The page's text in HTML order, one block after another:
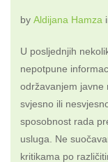
by Aldijana Hamza
U posljednjih
nepotpune
održavanjem javne
svjesno ili
sposobnost rada
usluga. Ne
kritikama po